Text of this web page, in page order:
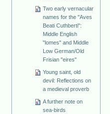
Two early vernacular
names for the "Aves
Beati Cuthberti":
Middle English
"lomes" and Middle
Low German/Old
Frisian "eires"
Young saint, old
devil: Reflections on
a medieval proverb
A further note on
sea-birds